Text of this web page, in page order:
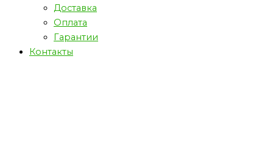
Доставка
Оплата
Гарантии
Контакты